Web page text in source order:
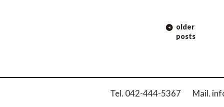
older
posts
Tel. 042-444-5367 Mail.